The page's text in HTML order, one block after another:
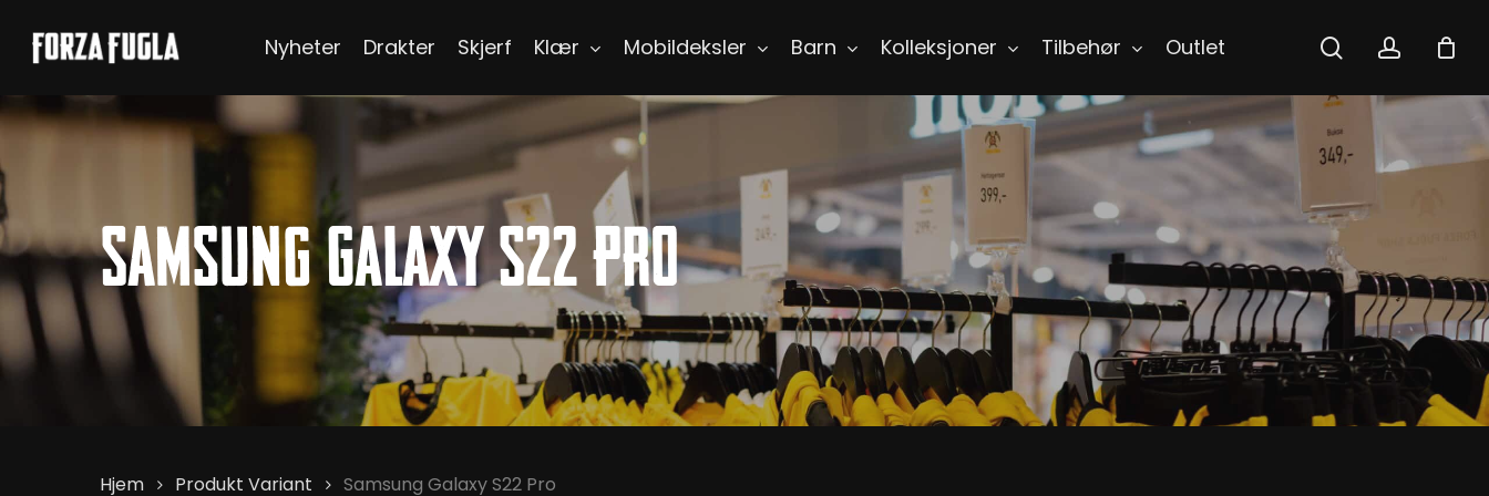
content
Hit enter to search or ESC to close
Nyheter Drakter Skjerf Klær Mobildeksler Barn Kolleksjoner Tilbehør Outlet search
Samsung Galaxy S22 Pro
Hjem Produkt Variant Samsung Galaxy S22 Pro